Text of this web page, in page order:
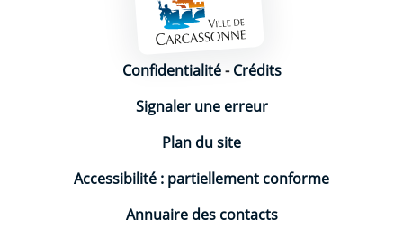
Mentions légales
Confidentialité-Crédits
Signaler une erreur
Plan du site
Accessibilité : partiellement conforme
Annuaire des contacts